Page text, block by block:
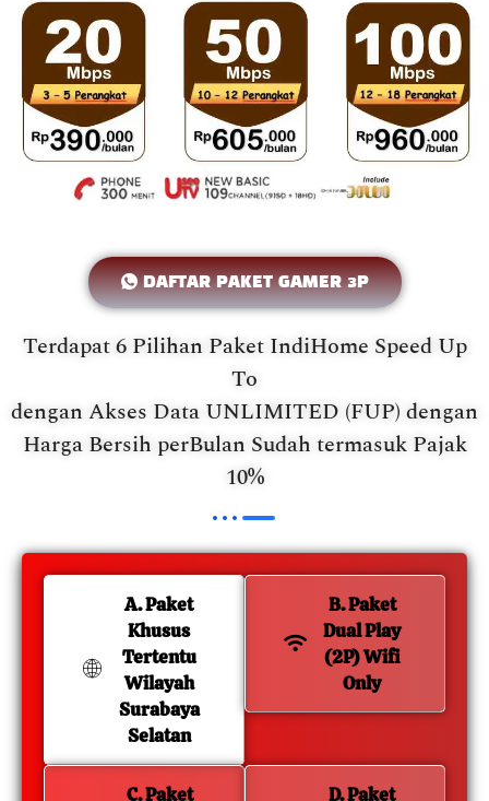
DAFTAR PAKET GAMER 3P
Terdapat 6 Pilihan Paket IndiHome Speed Up
To
dengan Akses Data UNLIMITED (FUP) dengan
Harga Bersih perBulan Sudah termasuk Pajak
10%
A. Paket
Khusus
Tertentu
Wilayah
Surabaya
Selatan
B. Paket
Dual Play
(2P) Wifi
Only
C. Paket D. Paket